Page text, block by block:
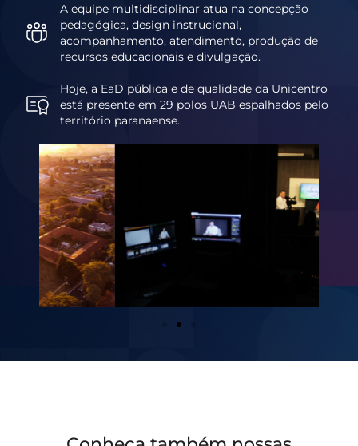
A equipe multidisciplinar atua na concepção
pedagógica, design instrucional,
acompanhamento, atendimento, produção de
recursos educacionais e divulgação.
Hoje, a EaD pública e de qualidade da Unicentro
está presente em 29 polos UAB espalhados pelo
território paranaense.